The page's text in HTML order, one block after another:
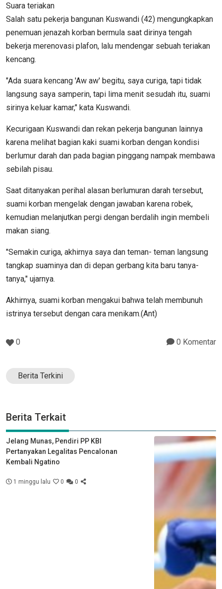
Suara teriakan
Salah satu pekerja bangunan Kuswandi (42) mengungkapkan
penemuan jenazah korban bermula saat dirinya tengah
bekerja merenovasi plafon, lalu mendengar sebuah teriakan
kencang.
"Ada suara kencang 'Aw aw' begitu, saya curiga, tapi tidak
langsung saya samperin, tapi lima menit sesudah itu, suami
sirinya keluar kamar," kata Kuswandi.
Kecurigaan Kuswandi dan rekan pekerja bangunan lainnya
karena melihat bagian kaki suami korban dengan kondisi
berlumur darah dan pada bagian pinggang nampak membawa
sebilah pisau.
Saat ditanyakan perihal alasan berlumuran darah tersebut,
suami korban mengelak dengan jawaban karena robek,
kemudian melanjutkan pergi dengan berdalih ingin membeli
makan siang.
"Semakin curiga, akhirnya saya dan teman- teman langsung
tangkap suaminya dan di depan gerbang kita baru tanya-
tanya," ujarnya.
Akhirnya, suami korban mengakui bahwa telah membunuh
istrinya tersebut dengan cara menikam.(Ant)
0 0 Komentar
Berita Terkini
Berita Terkait
Jelang Munas, Pendiri PP KBI
Pertanyakan Legalitas Pencalonan
Kembali Ngatino
1 minggu lalu 0 0